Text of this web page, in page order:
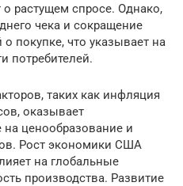
о растущем спросе. Однако,
чека и сокращение
покупке, что указывает на
потребителей.
таких как инфляция
оказывает
ценообразование и
Рост экономики США
на глобальные
производства. Развитие